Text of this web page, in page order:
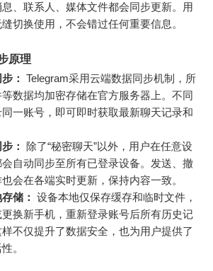
、联系人、媒体文件都会同步更新。用
切换使用，不会错过任何重要信息。
原理
： Telegram采用云端数据同步机制，所
数据均加密存储在官方服务器上。不同
一账号，即可即时获取最新聊天记录和
：
除了“秘密聊天”以外，用户在任意设
自动同步至所有已登录设备。发送、撤
会在各端实时更新，保持内容一致。
储： 设备本地仅保存缓存和临时文件，
更换新手机，重新登录账号后所有历史记
不仅提升了数据安全，也为用户提供了
。